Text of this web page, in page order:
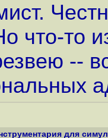
что-то
--
для